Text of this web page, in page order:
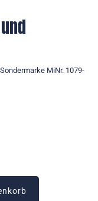
MiNr. 1079-